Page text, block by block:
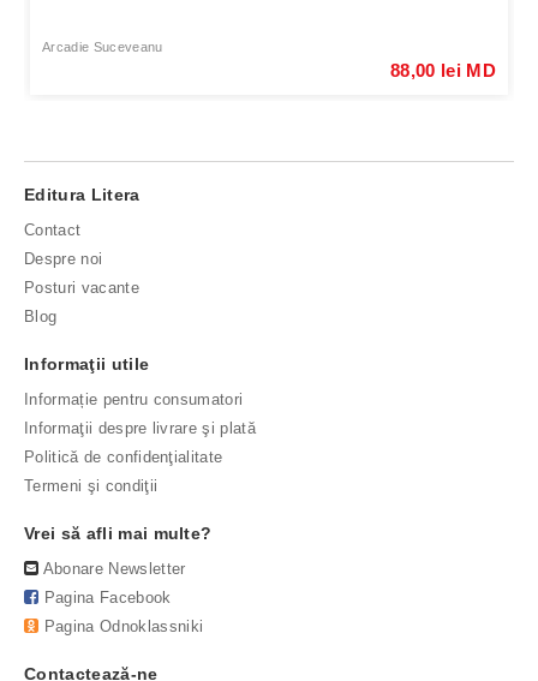
Arcadie Suceveanu
88,00 lei MD
Editura Litera
Contact
Despre noi
Posturi vacante
Blog
Informaţii utile
Informație pentru consumatori
Informaţii despre livrare şi plată
Politică de confidenţialitate
Termeni şi condiţii
Vrei să afli mai multe?
Abonare Newsletter
Pagina Facebook
Pagina Odnoklassniki
Contactează-ne